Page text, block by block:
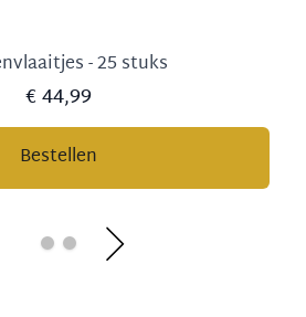
- 25 stuks
€ 44,99
Bestellen